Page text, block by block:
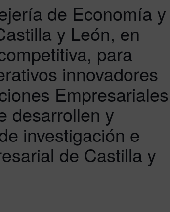
de Economía y
y León, en
para
innovadores
Empresariales
desarrollen y
investigación e
de Castilla y